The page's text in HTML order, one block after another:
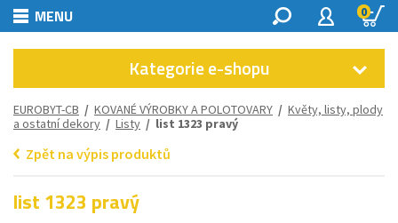
MENU 0
Kategorie e-shopu
EUROBYT-CB / KOVANÉ VÝROBKY A POLOTOVARY / Květy, listy, plody
a ostatní dekory / Listy / list 1323 pravý
Zpět na výpis produktů
list 1323 pravý